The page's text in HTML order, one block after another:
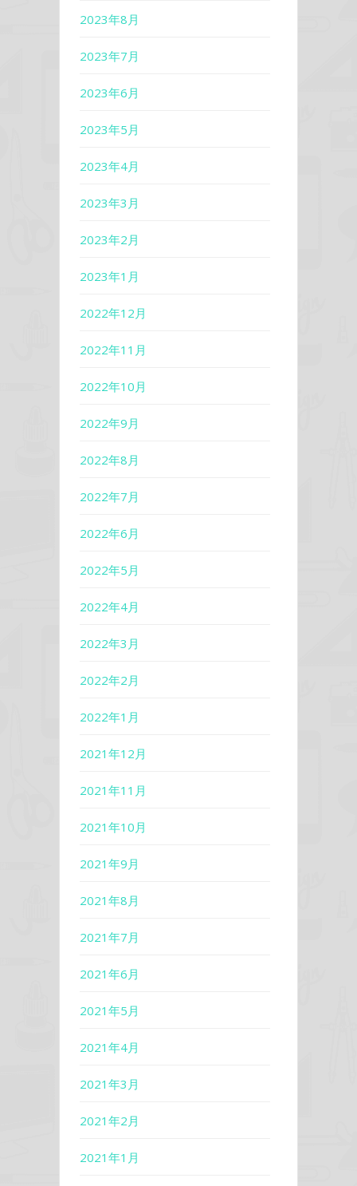
2023年8月
2023年7月
2023年6月
2023年5月
2023年4月
2023年3月
2023年2月
2023年1月
2022年12月
2022年11月
2022年10月
2022年9月
2022年8月
2022年7月
2022年6月
2022年5月
2022年4月
2022年3月
2022年2月
2022年1月
2021年12月
2021年11月
2021年10月
2021年9月
2021年8月
2021年7月
2021年6月
2021年5月
2021年4月
2021年3月
2021年2月
2021年1月